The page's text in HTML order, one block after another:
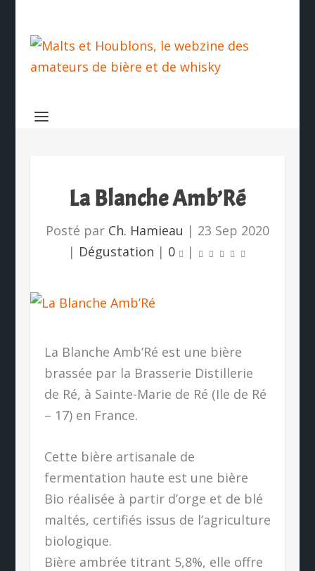
La Blanche Amb’Ré
Posté par Ch. Hamieau | 23 Sep 2020
| Dégustation | 0 |
La Blanche Amb’Ré est une bière
brassée par la Brasserie Distillerie
de Ré, à Sainte-Marie de Ré (Ile de Ré
– 17) en France.
Cette bière artisanale de
fermentation haute est une bière
Bio réalisée à partir d’orge et de blé
maltés, certifiés issus de l’agriculture
biologique.
Bière ambrée titrant 5,8%, elle offre